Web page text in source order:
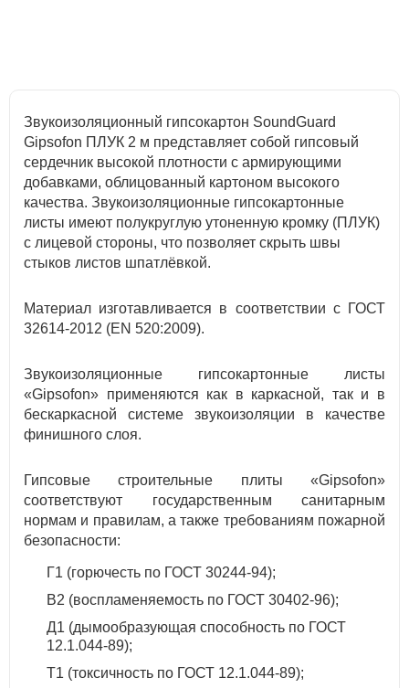
Звукоизоляционный гипсокартон SoundGuard
Gipsofon ПЛУК 2 м представляет собой гипсовый
сердечник высокой плотности с армирующими
добавками, облицованный картоном высокого
качества. Звукоизоляционные гипсокартонные
листы имеют полукруглую утоненную кромку (ПЛУК)
с лицевой стороны, что позволяет скрыть швы
стыков листов шпатлёвкой.
Материал изготавливается в соответствии с ГОСТ
32614-2012 (EN 520:2009).
Звукоизоляционные гипсокартонные листы
«Gipsofon» применяются как в каркасной, так и в
бескаркасной системе звукоизоляции в качестве
финишного слоя.
Гипсовые строительные плиты «Gipsofon»
соответствуют государственным санитарным
нормам и правилам, а также требованиям пожарной
безопасности:
Г1 (горючесть по ГОСТ 30244-94);
В2 (воспламеняемость по ГОСТ 30402-96);
Д1 (дымообразующая способность по ГОСТ
12.1.044-89);
Т1 (токсичность по ГОСТ 12.1.044-89);